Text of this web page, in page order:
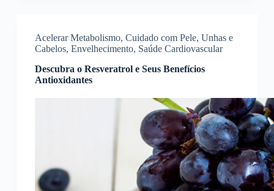
Acelerar Metabolismo, Cuidado com Pele, Unhas e
Cabelos, Envelhecimento, Saúde Cardiovascular
Descubra o Resveratrol e Seus Benefícios
Antioxidantes